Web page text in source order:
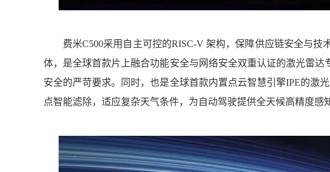
费米C500采用自主可控的RISC-V 架构，保障供应链安全与
体，是全球首款片上融合功能安全与网络安全双重认证的激光雷达
安全的严苛要求。同时，也是全球首款内置点云智慧引擎IPE的激
点智能滤除，适应复杂天气条件，为自动驾驶提供全天候高精度感